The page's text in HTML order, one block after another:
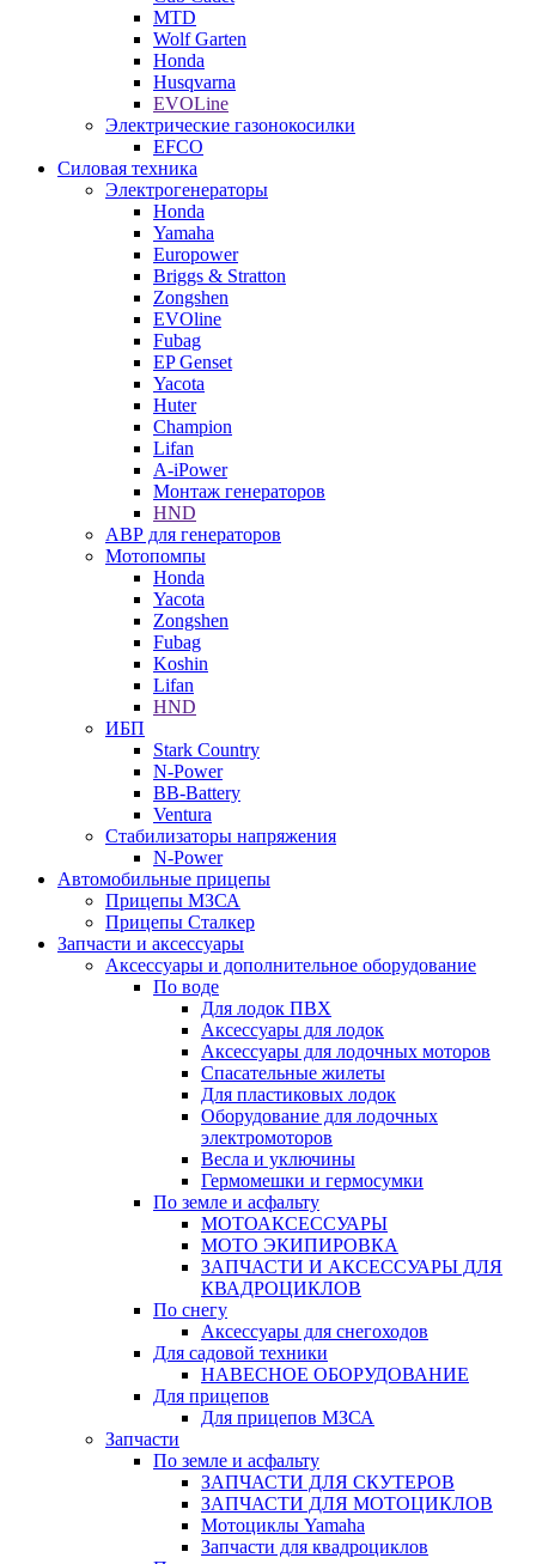
MTD
Wolf Garten
Honda
Husqvarna
EVOLine
Электрические газонокосилки
EFCO
Силовая техника
Электрогенераторы
Honda
Yamaha
Europower
Briggs & Stratton
Zongshen
EVOline
Fubag
EP Genset
Yacota
Huter
Champion
Lifan
A-iPower
Монтаж генераторов
HND
АВР для генераторов
Мотопомпы
Honda
Yacota
Zongshen
Fubag
Koshin
Lifan
HND
ИБП
Stark Country
N-Power
BB-Battery
Ventura
Стабилизаторы напряжения
N-Power
Автомобильные прицепы
Прицепы МЗСА
Прицепы Сталкер
Запчасти и аксессуары
Аксессуары и дополнительное оборудование
По воде
Для лодок ПВХ
Аксессуары для лодок
Аксессуары для лодочных моторов
Спасательные жилеты
Для пластиковых лодок
Оборудование для лодочных
электромоторов
Весла и уключины
Гермомешки и гермосумки
По земле и асфальту
МОТОАКСЕССУАРЫ
МОТО ЭКИПИРОВКА
ЗАПЧАСТИ И АКСЕССУАРЫ ДЛЯ
КВАДРОЦИКЛОВ
По снегу
Аксессуары для снегоходов
Для садовой техники
НАВЕСНОЕ ОБОРУДОВАНИЕ
Для прицепов
Для прицепов МЗСА
Запчасти
По земле и асфальту
ЗАПЧАСТИ ДЛЯ СКУТЕРОВ
ЗАПЧАСТИ ДЛЯ МОТОЦИКЛОВ
Мотоциклы Yamaha
Запчасти для квадроциклов